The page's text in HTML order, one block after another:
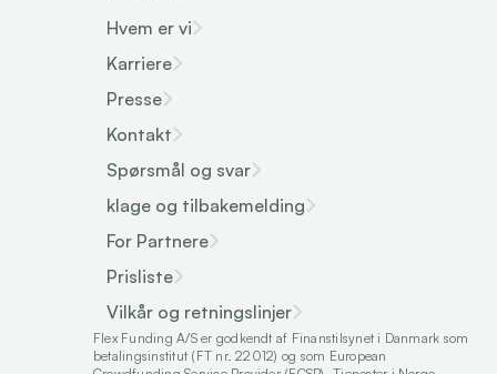
Hvem er vi
Karriere
Presse
Kontakt
Spørsmål og svar
klage og tilbakemelding
For Partnere
Prisliste
Vilkår og retningslinjer
Flex Funding A/S er godkendt af Finanstilsynet i Danmark som
betalingsinstitut (FT nr. 22012) og som European